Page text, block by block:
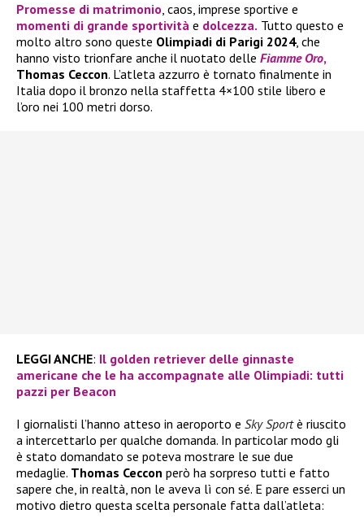
Promesse di matrimonio, caos, imprese sportive e
momenti di grande sportività e dolcezza. Tutto questo e
molto altro sono queste Olimpiadi di Parigi 2024, che
hanno visto trionfare anche il nuotato delle Fiamme Oro,
Thomas Ceccon. L’atleta azzurro è tornato finalmente in
Italia dopo il bronzo nella staffetta 4×100 stile libero e
l’oro nei 100 metri dorso.
LEGGI ANCHE: Il golden retriever delle ginnaste
americane che le ha accompagnate alle Olimpiadi: tutti
pazzi per Beacon
I giornalisti l’hanno atteso in aeroporto e Sky Sport è riuscito
a intercettarlo per qualche domanda. In particolar modo gli
è stato domandato se poteva mostrare le sue due
medaglie. Thomas Ceccon però ha sorpreso tutti e fatto
sapere che, in realtà, non le aveva lì con sé. E pare esserci un
motivo dietro questa scelta personale fatta dall’atleta: